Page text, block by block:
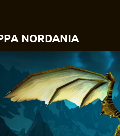
NORDANIA